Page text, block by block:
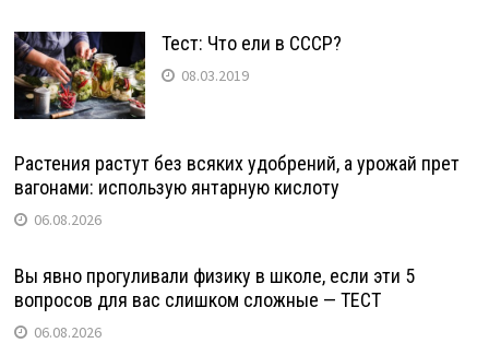
Тест: Что ели в СССР?
08.03.2019
Растения растут без всяких удобрений, а урожай прет
вагонами: использую янтарную кислоту
06.08.2026
Вы явно прогуливали физику в школе, если эти 5
вопросов для вас слишком сложные — ТЕСТ
06.08.2026